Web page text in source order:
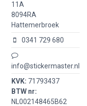
11A
8094RA
Hattemerbroek
0341 729 680
info@stickermaster.nl
KVK: 71793437
BTW nr:
NL002148465B62